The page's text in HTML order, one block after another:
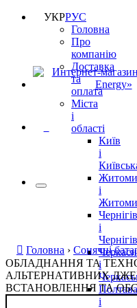
УКРРУС
Головна
Про
компанію
Доставка
та
оплата
Міста
і
області
Київ
і
і
Чернігів
і
Черкаси
і
Полтава
і
Головна › Сонячні
ОБЛАДНАННЯ ТА
АЛЬТЕРНАТИВНИХ
ВСТАНОВЛЕННЯ ТА